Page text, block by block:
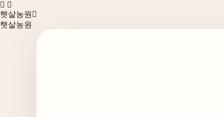
메인으로
햇살농원
햇살농원